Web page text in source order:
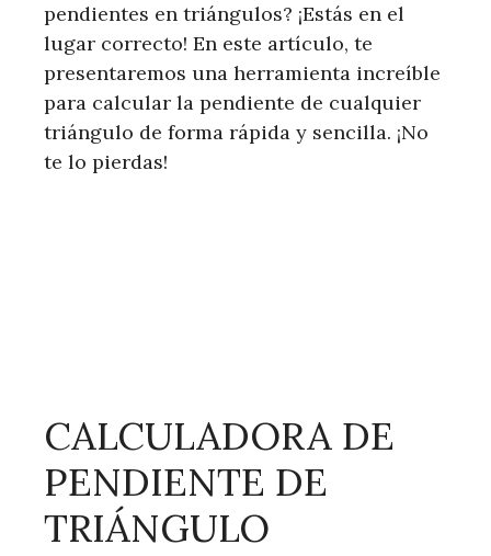
pendientes en triángulos? ¡Estás en el
lugar correcto! En este artículo, te
presentaremos una herramienta increíble
para calcular la pendiente de cualquier
triángulo de forma rápida y sencilla. ¡No
te lo pierdas!
CALCULADORA DE
PENDIENTE DE
TRIÁNGULO